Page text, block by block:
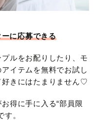
に応募できる
ルをお配りしたり、モ
イテムを無料でお試し
好きにはたまりません♡
得に手に入る“部員限
。